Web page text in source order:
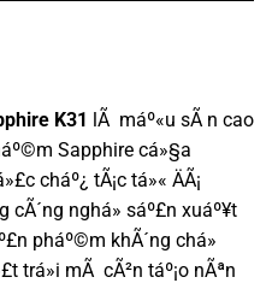
K31 lÃ máº«u sÃ n cao
Sapphire cá»§a
cháº¿ tÃ¡c tá»« ÄÃ¡
cÃ´ng nghá» sáº£n xuáº¥t
pháº©m khÃ´ng chá»
trá»i mÃ cÃ²n táº¡o nÃªn